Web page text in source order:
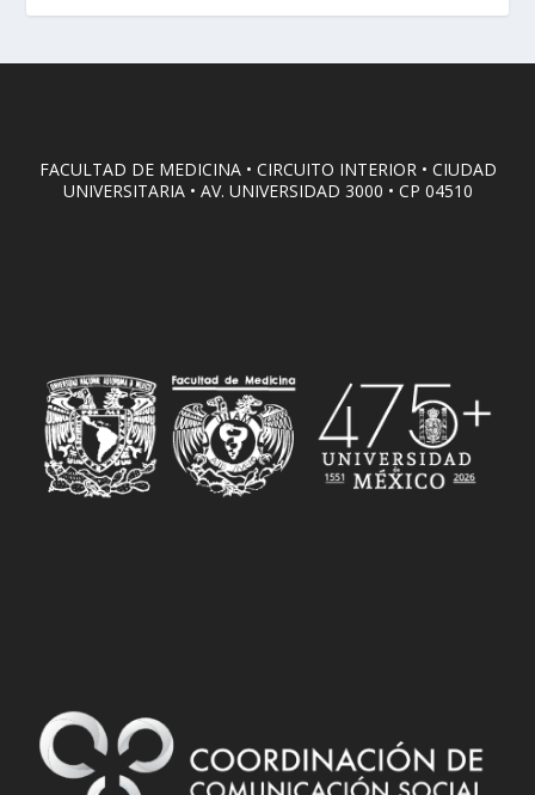
FACULTAD DE MEDICINA • CIRCUITO INTERIOR • CIUDAD
UNIVERSITARIA • AV. UNIVERSIDAD 3000 • CP 04510